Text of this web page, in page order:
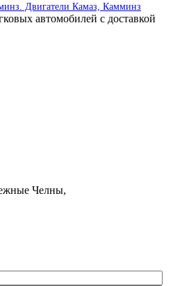
Двигатели Камаз, Камминз
автомобилей с доставкой
Челны,